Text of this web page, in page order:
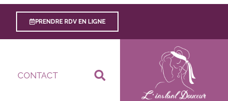
PRENDRE RDV EN LIGNE
CONTACT